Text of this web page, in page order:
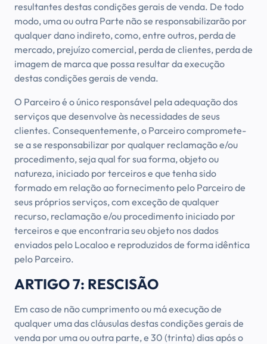
resultantes destas condições gerais de venda. De todo
modo, uma ou outra Parte não se responsabilizarão por
qualquer dano indireto, como, entre outros, perda de
mercado, prejuízo comercial, perda de clientes, perda de
imagem de marca que possa resultar da execução
destas condições gerais de venda.
O Parceiro é o único responsável pela adequação dos
serviços que desenvolve às necessidades de seus
clientes. Consequentemente, o Parceiro compromete-
se a se responsabilizar por qualquer reclamação e/ou
procedimento, seja qual for sua forma, objeto ou
natureza, iniciado por terceiros e que tenha sido
formado em relação ao fornecimento pelo Parceiro de
seus próprios serviços, com exceção de qualquer
recurso, reclamação e/ou procedimento iniciado por
terceiros e que encontraria seu objeto nos dados
enviados pelo Localoo e reproduzidos de forma idêntica
pelo Parceiro.
ARTIGO 7: RESCISÃO
Em caso de não cumprimento ou má execução de
qualquer uma das cláusulas destas condições gerais de
venda por uma ou outra parte, e 30 (trinta) dias após o